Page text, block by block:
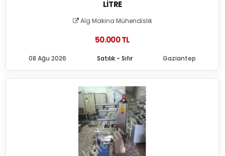
LITRE
Alg Makina Mühendislik
50.000 TL
Satılık - Sıfır
08 Ağu 2026 Gaziantep